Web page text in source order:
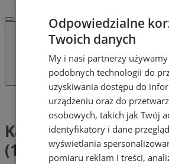
Tag: Katowicka strefa
Katowicka strefa
(1)
Odpowiedzialne
Twoich danych
My i nasi partnerzy
podobnych technologii do
uzyskiwania dostępu do
urządzeniu oraz do
osobowych, takich jak Twój
identyfikatory i dane
wyświetlania
pomiaru reklam i treści,